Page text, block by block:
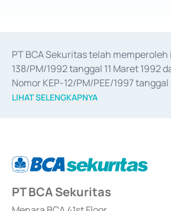
PT BCA Sekuritas telah
138/PM/1992 tanggal 11 Maret
Nomor KEP-12/PM/PEE/1997
merger, akuisisi, divestasi, dan
LIHAT SELENGKAPNYA
PT BCA Sekuritas